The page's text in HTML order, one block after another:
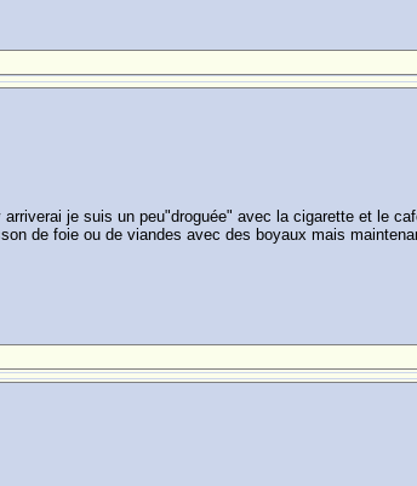
je suis un peu"droguée" avec la cigarette et le
de foie ou de viandes avec des boyaux mais